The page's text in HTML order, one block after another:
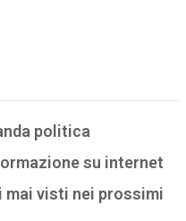
politica
su internet
mai visti nei prossimi